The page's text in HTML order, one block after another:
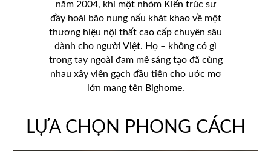
năm 2004, khi một nhóm Kiến trúc sư
đầy hoài bão nung nấu khát khao về một
thương hiệu nội thất cao cấp chuyên sâu
dành cho người Việt. Họ – không có gì
trong tay ngoài đam mê sáng tạo đã cùng
nhau xây viên gạch đầu tiên cho ước mơ
lớn mang tên Bighome.
LỰA CHỌN PHONG CÁCH